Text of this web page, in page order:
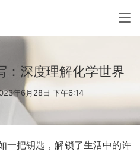
：深度理解化学世界
年6月28日 下午6:14
一把钥匙，解锁了生活中的许